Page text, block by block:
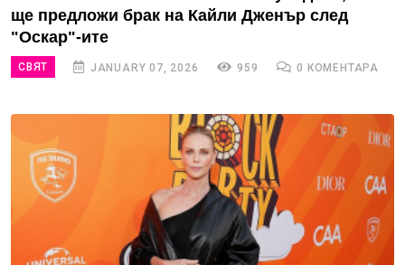
ще предложи брак на Кайли Дженър след
"Оскар"-ите
СВЯТ JANUARY 07, 2026 959 0 КОМЕНТАРА